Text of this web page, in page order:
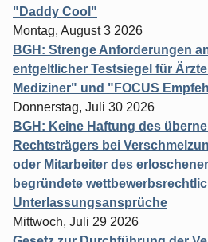
"Daddy Cool"
Montag, August 3 2026
BGH: Strenge Anforderungen
entgeltlicher Testsiegel für
Mediziner" und "FOCUS
Donnerstag, Juli 30 2026
BGH: Keine Haftung des
Rechtsträgers bei
oder Mitarbeiter des
begründete
Unterlassungsansprüche
Mittwoch, Juli 29 2026